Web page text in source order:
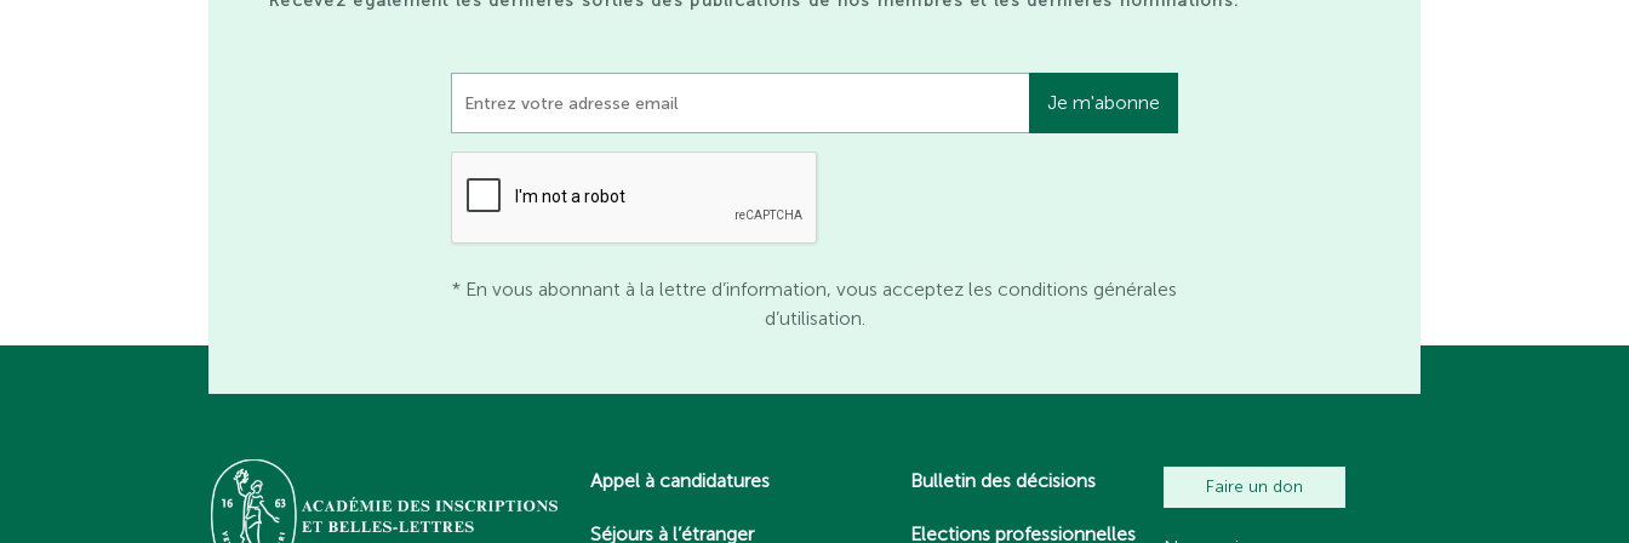
* En vous abonnant à la lettre d’information, vous acceptez les conditions générales
d’utilisation.
Appel à candidatures
Séjours à l’étranger
Bulletin des décisions
Elections professionnelles
Faire un don